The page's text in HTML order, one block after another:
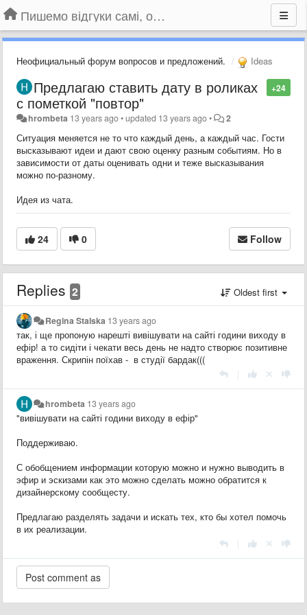
Пишемо відгуки самі, обговорюємо інші ідеї та пропозиції до Громадського Телебачення
Неофициальный форум вопросов и предложений. Ideas
+24
Предлагаю ставить дату в роликах
с пометкой "повтор"
hrombeta 13 years ago•updated 13 years ago• 2
Ситуация меняется не то что каждый день, а каждый час. Гости
высказывают идеи и дают свою оценку разным событиям. Но в
зависимости от даты оценивать одни и теже высказывания
можно по-разному.
Идея из чата.
24 0 Follow
Replies 2 Oldest first
Regina Stalska 13 years ago
так, і ще пропоную нарешті вивішувати на сайті години виходу в
ефір! а то сидіти і чекати весь день не надто створює позитивне
враження. Скрипін поїхав - в студії бардак(((
hrombeta 13 years ago
"вивішувати на сайті години виходу в ефір"
Поддерживаю.
С обобщением информации которую можно и нужно выводить в
эфир и эскизами как это можно сделать можно обратится к
дизайнерскому сообщесту.
Предлагаю разделять задачи и искать тех, кто бы хотел помочь
в их реализации.